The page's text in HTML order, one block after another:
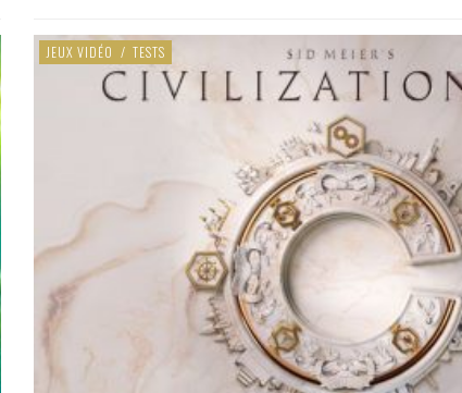
JEUX VIDÉO / TESTS